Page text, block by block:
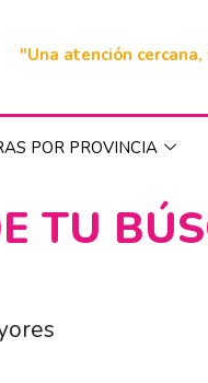
"Una atención
POR PROVINCIA
TU